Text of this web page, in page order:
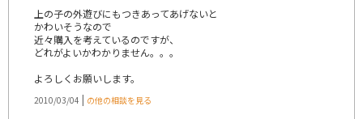
上の子の外遊びにもつきあってあげないと
かわいそうなので
近々購入を考えているのですが、
どれがよいかわかりません。。。
よろしくお願いします。
2010/03/04 | の他の相談を見る